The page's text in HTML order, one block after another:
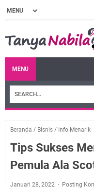
MENU
Beranda / Bisnis / Info Menarik
Tips Sukses
Pemula Ala
Januari 28, 2022 Posting